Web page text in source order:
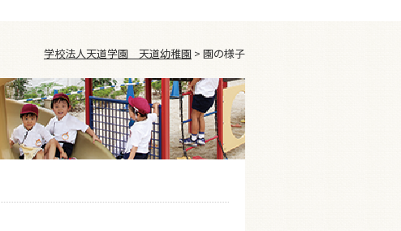
学校法人天道学園 天道幼稚園 > 園の様子